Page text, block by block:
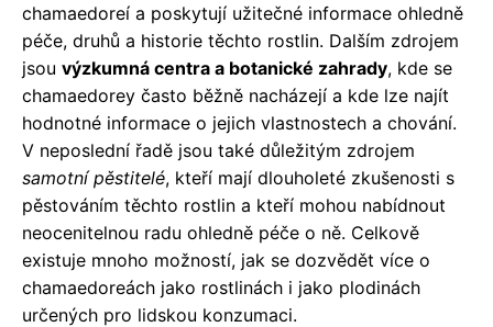
chamaedoreí a poskytují užitečné informace ohledně
péče, druhů a historie těchto rostlin. Dalším zdrojem
jsou výzkumná centra a botanické zahrady, kde se
chamaedorey často běžně nacházejí a kde lze najít
hodnotné informace o jejich vlastnostech a chování.
V neposlední řadě jsou také důležitým zdrojem
samotní pěstitelé, kteří mají dlouholeté zkušenosti s
pěstováním těchto rostlin a kteří mohou nabídnout
neocenitelnou radu ohledně péče o ně. Celkově
existuje mnoho možností, jak se dozvědět více o
chamaedoreách jako rostlinách i jako plodinách
určených pro lidskou konzumaci.